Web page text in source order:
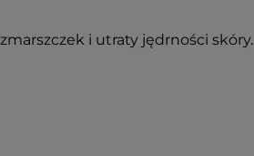
i utraty jędrności skóry.